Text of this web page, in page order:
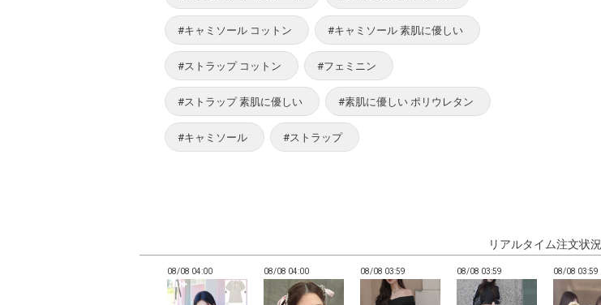
#キャミソール コットン #キャミソール 素肌に優しい
#ストラップ コットン #フェミニン
#ストラップ 素肌に優しい #素肌に優しい ポリウレタン
#キャミソール #ストラップ
リアルタイム注文状況
08/08 04:00 08/08 04:00 08/08 03:59 08/08 03:59 08/08 03:59